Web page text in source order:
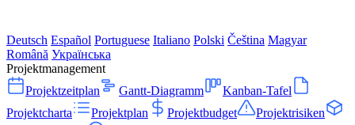
Deutsch Español Portuguese Italiano Polski Čeština Magyar
Română Українська
Projektmanagement
Projektzeitplan
Gantt-Diagramm
Kanban-Tafel
Projektcharta
Projektplan Projektbudget
Projektrisiken